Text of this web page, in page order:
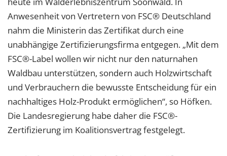
Anwesenheit von Vertretern von FSC® Deutschland
nahm die Ministerin das Zertifikat durch eine
unabhängige Zertifizierungsfirma entgegen. „Mit dem
FSC®-Label wollen wir nicht nur den naturnahen
Waldbau unterstützen, sondern auch Holzwirtschaft
und Verbrauchern die bewusste Entscheidung für ein
nachhaltiges Holz-Produkt ermöglichen“, so Höfken.
Die Landesregierung habe daher die FSC®-
Zertifizierung im Koalitionsvertrag festgelegt.